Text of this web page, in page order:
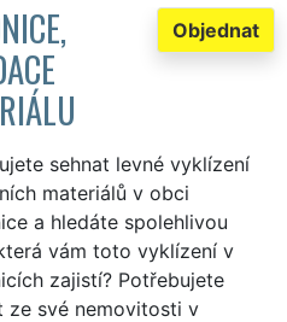
Objednat
sehnat levné vyklízení
materiálů v obci
a hledáte spolehlivou
vám toto vyklízení v
zajistí? Potřebujete
ze své nemovitosti v